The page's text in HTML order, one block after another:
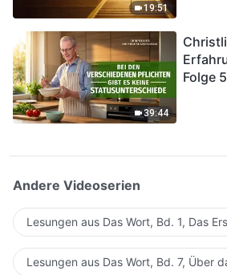
19:51
39:44
Folge
Andere Videoserien
Lesungen aus Das Wort, Bd. 1, Das
Lesungen aus Das Wort, Bd. 7, Über